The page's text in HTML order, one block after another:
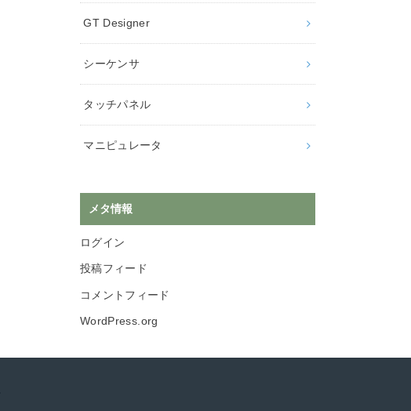
GT Designer
シーケンサ
タッチパネル
マニピュレータ
メタ情報
ログイン
投稿フィード
コメントフィード
WordPress.org